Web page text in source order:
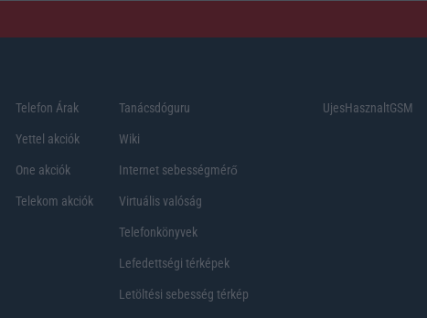
Telefon Árak
Yettel akciók
One akciók
Telekom akciók
Tanácsdóguru
Wiki
Internet sebességmérő
Virtuális valóság
Telefonkönyvek
Lefedettségi térképek
Letöltési sebesség térkép
UjesHasznaltGSM